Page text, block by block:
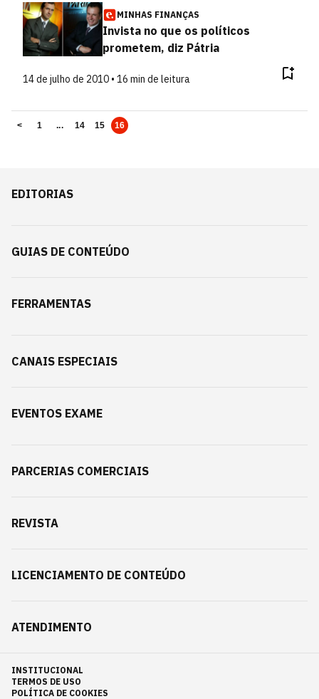
MINHAS FINANÇAS
Invista no que os políticos
prometem, diz Pátria
14 de julho de 2010 • 16 min de leitura
< 1 ... 14 15 16
EDITORIAS
GUIAS DE CONTEÚDO
FERRAMENTAS
CANAIS ESPECIAIS
EVENTOS EXAME
PARCERIAS COMERCIAIS
REVISTA
LICENCIAMENTO DE CONTEÚDO
ATENDIMENTO
INSTITUCIONAL
TERMOS DE USO
POLÍTICA DE COOKIES